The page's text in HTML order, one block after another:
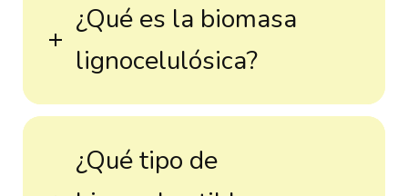
¿Qué es la biomasa
lignocelulósica?
¿Qué tipo de